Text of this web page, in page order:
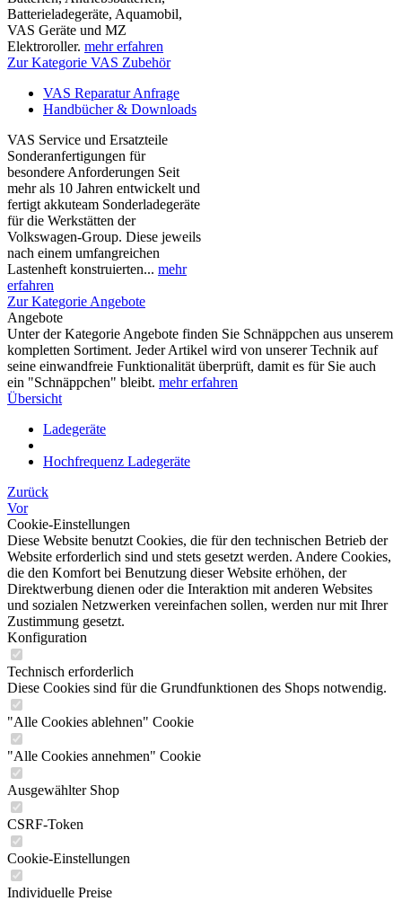
Batterieladegeräte, Aquamobil,
VAS Geräte und MZ
Elektroroller. mehr erfahren
Zur Kategorie VAS Zubehör
VAS Reparatur Anfrage
Handbücher & Downloads
VAS Service und Ersatzteile
Sonderanfertigungen für
besondere Anforderungen Seit
mehr als 10 Jahren entwickelt und
fertigt akkuteam Sonderladegeräte
für die Werkstätten der
Volkswagen-Group. Diese jeweils
nach einem umfangreichen
Lastenheft konstruierten... mehr
erfahren
Zur Kategorie Angebote
Angebote
Unter der Kategorie Angebote finden Sie Schnäppchen aus unserem
kompletten Sortiment. Jeder Artikel wird von unserer Technik auf
seine einwandfreie Funktionalität überprüft, damit es für Sie auch
ein "Schnäppchen" bleibt. mehr erfahren
Übersicht
Ladegeräte
Hochfrequenz Ladegeräte
Zurück
Vor
Cookie-Einstellungen
Diese Website benutzt Cookies, die für den technischen Betrieb der
Website erforderlich sind und stets gesetzt werden. Andere Cookies,
die den Komfort bei Benutzung dieser Website erhöhen, der
Direktwerbung dienen oder die Interaktion mit anderen Websites
und sozialen Netzwerken vereinfachen sollen, werden nur mit Ihrer
Zustimmung gesetzt.
Konfiguration
Technisch erforderlich
Diese Cookies sind für die Grundfunktionen des Shops notwendig.
"Alle Cookies ablehnen" Cookie
"Alle Cookies annehmen" Cookie
Ausgewählter Shop
CSRF-Token
Cookie-Einstellungen
Individuelle Preise